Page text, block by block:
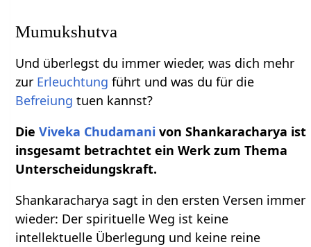
Mumukshutva
Und überlegst du immer wieder, was dich mehr
zur Erleuchtung führt und was du für die
Befreiung tuen kannst?
DieViveka Chudamani von Shankaracharya ist
insgesamt betrachtet ein Werk zum Thema
Unterscheidungskraft.
Shankaracharya sagt in den ersten Versen immer
wieder: Der spirituelle Weg ist keine
intellektuelle Überlegung und keine reine